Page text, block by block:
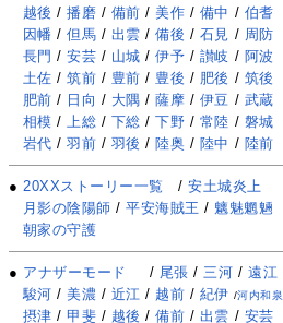
越後 /播磨 / 備前 /美作 / 備中 / 伯耆
因幡 /但馬 / 出雲 /備後 / 石見 / 周防
長門 /安芸 / 山城 /伊予 / 讃岐 / 阿波
土佐 /筑前 / 豊前 / 豊後 / 肥後 / 筑後
肥前 / 日向 / 大隅 /薩摩 / 伊豆 / 武蔵
相模 / 上総 / 下総 /下野 / 常陸 / 磐城
岩代 /羽前 / 羽後 / 陸奥 / 陸中 / 陸前
●20XXストーリー一覧 /安土城炎上
月影の陰陽師 /平安海賊王 / 魑魅魍魎
朝家の守護
● アナザーモード / 尾張 /三河 / 遠江
駿河 /美濃 / 近江 / 越前 / 紀伊 /河内和泉
摂津 /甲斐 / 越後 /備前 / 出雲 / 安芸